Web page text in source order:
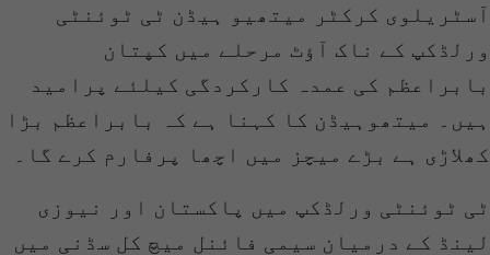
آسٹریلوی کرکٹر میتھیو ہیڈن ٹی ٹوئنٹی
ورلڈکپ کے ناک آؤٹ مرحلے میں کپتان
بابراعظم کی عمدہ کارکردگی کیلئے پرامید
ہیں۔ میتھوہیڈن کا کہنا ہے کہ بابراعظم بڑا
کھلاڑی ہے بڑے میچز میں اچھا پرفارم کرے گا۔
ٹی ٹوئنٹی ورلڈکپ میں پاکستان اور نیوزی
لینڈ کے درمیان سیمی فائنل میچ کل سڈنی میں